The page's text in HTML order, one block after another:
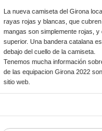
La nueva camiseta del Girona
rayas rojas y blancas, que
mangas son simplemente rojas,
superior. Una bandera catalana
debajo del cuello de la camiseta.
Tenemos mucha información
de las equipacion Girona 2022
sitio web.